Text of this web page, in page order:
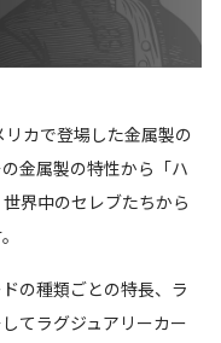
カで登場した金属製の
金属製の特性から「ハ
界中のセレブたちから
の種類ごとの特長、ラ
てラグジュアリーカー